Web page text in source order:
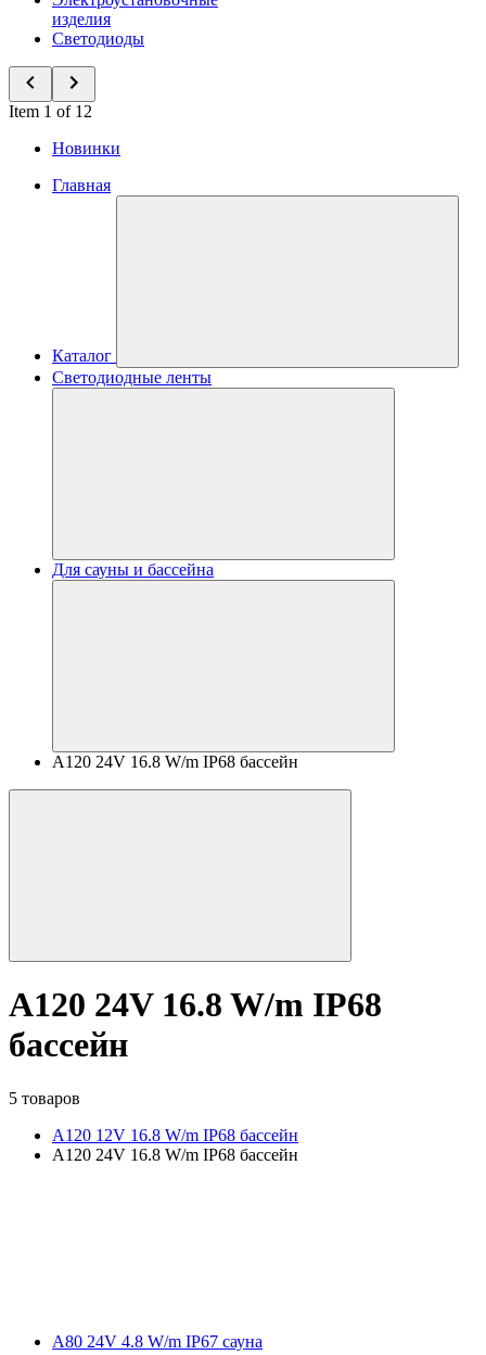
изделия
Светодиоды
Item 1 of 12
Новинки
Главная
Каталог
Светодиодные ленты
Для сауны и бассейна
A120 24V 16.8 W/m IP68 бассейн
A120 24V 16.8 W/m IP68
бассейн
5 товаров
A120 12V 16.8 W/m IP68 бассейн
A120 24V 16.8 W/m IP68 бассейн
A80 24V 4.8 W/m IP67 сауна